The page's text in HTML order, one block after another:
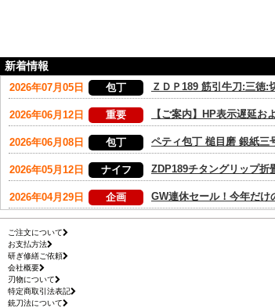
新着情報
ご注文について
お支払方法
研ぎ修繕ご依頼
会社概要
刃物について
特定商取引法表記
銃刀法について